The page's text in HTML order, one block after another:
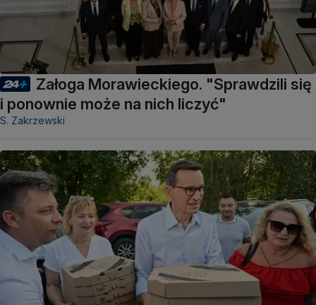
Załoga Morawieckiego. "Sprawdzili się
i ponownie może na nich liczyć"
S. Zakrzewski